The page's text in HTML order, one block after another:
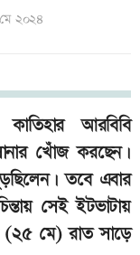
২০২৪
আরবিবি
খোঁজ করছেন।
তবে এবার
সেই ইটভাটায়
(২৫ মে) রাত সাড়ে